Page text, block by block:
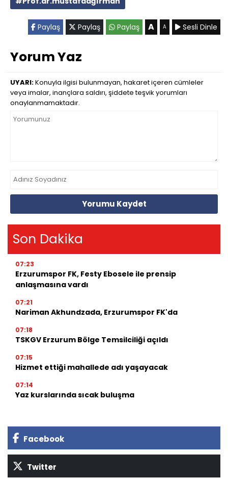
Paylaş Paylaş Paylaş A A Sesli Dinle
Yorum Yaz
UYARI:Konuyla ilgisi bulunmayan, hakaret içeren cümleler
veya imalar, inançlara saldırı, şiddete teşvik yorumları
onaylanmamaktadır.
Yorumu Kaydet
Son Dakika
07:23
Erzurumspor FK, Festy Ebosele ile prensip
anlaşmasına vardı
07:21
Nariman Akhundzada, Erzurumspor FK'da
07:18
TSKGV Erzurum Bölge Temsilciliği açıldı
07:15
Hizmet ettiği mahallede adı yaşayacak
07:14
Yaz kurslarında sıcak buluşma
Facebook
Twitter